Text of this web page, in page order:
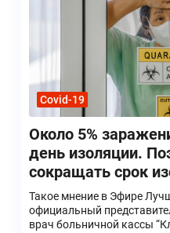
Covid-19
Около 5%
день изоляции.
сокращать срок
Такое мнение в Эфире
официальный
врач больничной кассы